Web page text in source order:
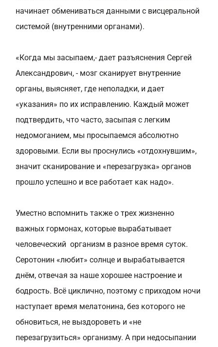
начинает обмениваться данными с висцеральной
системой (внутренними органами).
«Когда мы засыпаем,- дает разъяснения Сергей
Александрович, - мозг сканирует внутренние
органы, выясняет, где неполадки, и дает
«указания» по их исправлению. Каждый может
подтвердить, что часто, засыпая с легким
недомоганием, мы просыпаемся абсолютно
здоровыми. Если вы проснулись «отдохнувшим»,
значит сканирование и «перезагрузка» органов
прошло успешно и все работает как надо».
Уместно вспомнить также о трех жизненно
важных гормонах, которые вырабатывает
человеческий организм в разное время суток.
Серотонин «любит» солнце и вырабатывается
днём, отвечая за наше хорошее настроение и
бодрость. Всё циклично, поэтому с приходом ночи
наступает время мелатонина, без которого не
обновиться, не выздороветь и «не
перезагрузиться» организму. А при недосыпании